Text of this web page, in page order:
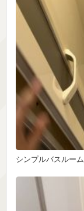
シンプルバスルーム